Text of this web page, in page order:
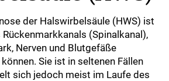
der Halswirbelsäule (HWS) ist
(Spinalkanal),
Nerven und Blutgefäße
Sie ist in seltenen Fällen
sich jedoch meist im Laufe des